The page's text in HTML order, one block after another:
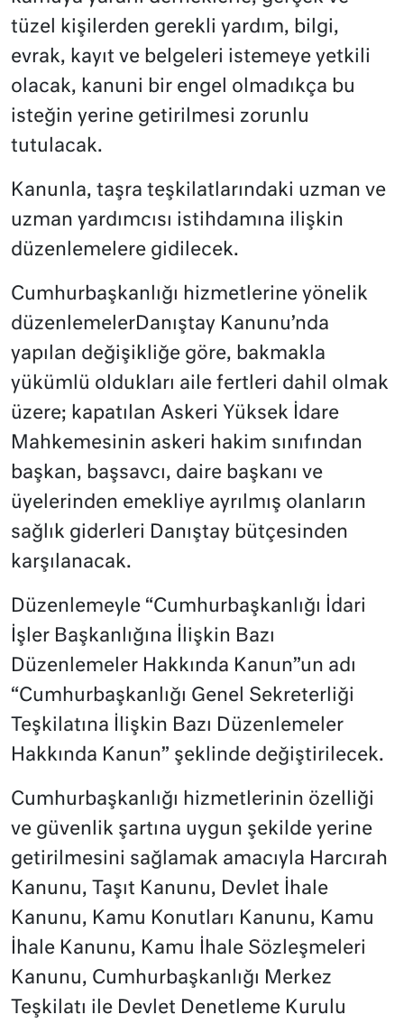
tüzel kişilerden gerekli yardım, bilgi,
evrak, kayıt ve belgeleri istemeye yetkili
olacak, kanuni bir engel olmadıkça bu
isteğin yerine getirilmesi zorunlu
tutulacak.
Kanunla, taşra teşkilatlarındaki uzman ve
uzman yardımcısı istihdamına ilişkin
düzenlemelere gidilecek.
Cumhurbaşkanlığı hizmetlerine yönelik
düzenlemelerDanıştay Kanunu’nda
yapılan değişikliğe göre, bakmakla
yükümlü oldukları aile fertleri dahil olmak
üzere; kapatılan Askeri Yüksek İdare
Mahkemesinin askeri hakim sınıfından
başkan, başsavcı, daire başkanı ve
üyelerinden emekliye ayrılmış olanların
sağlık giderleri Danıştay bütçesinden
karşılanacak.
Düzenlemeyle “Cumhurbaşkanlığı İdari
İşler Başkanlığına İlişkin Bazı
Düzenlemeler Hakkında Kanun”un adı
“Cumhurbaşkanlığı Genel Sekreterliği
Teşkilatına İlişkin Bazı Düzenlemeler
Hakkında Kanun” şeklinde değiştirilecek.
Cumhurbaşkanlığı hizmetlerinin özelliği
ve güvenlik şartına uygun şekilde yerine
getirilmesini sağlamak amacıyla Harcırah
Kanunu, Taşıt Kanunu, Devlet İhale
Kanunu, Kamu Konutları Kanunu, Kamu
İhale Kanunu, Kamu İhale Sözleşmeleri
Kanunu, Cumhurbaşkanlığı Merkez
Teşkilatı ile Devlet Denetleme Kurulu